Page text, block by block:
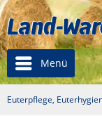
Menü
Euterpflege,